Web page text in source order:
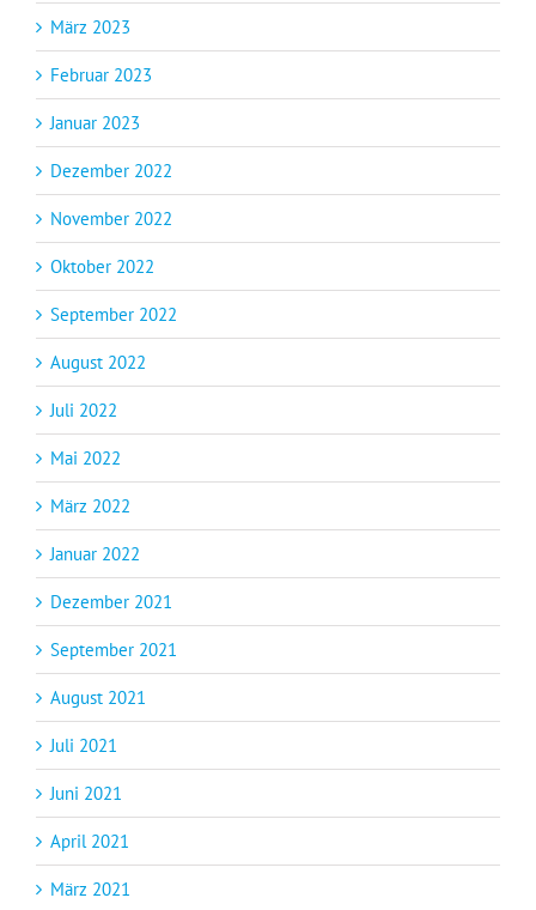
März 2023
Februar 2023
Januar 2023
Dezember 2022
November 2022
Oktober 2022
September 2022
August 2022
Juli 2022
Mai 2022
März 2022
Januar 2022
Dezember 2021
September 2021
August 2021
Juli 2021
Juni 2021
April 2021
März 2021